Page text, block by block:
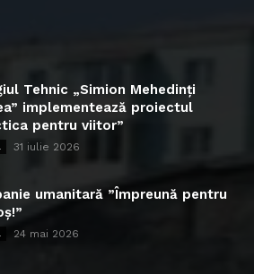
Tehnic „Simion Mehedinți
implementează proiectul
pentru viitor”
31 iulie 2026
umanitară ”Împreună pentru
24 mai 2026